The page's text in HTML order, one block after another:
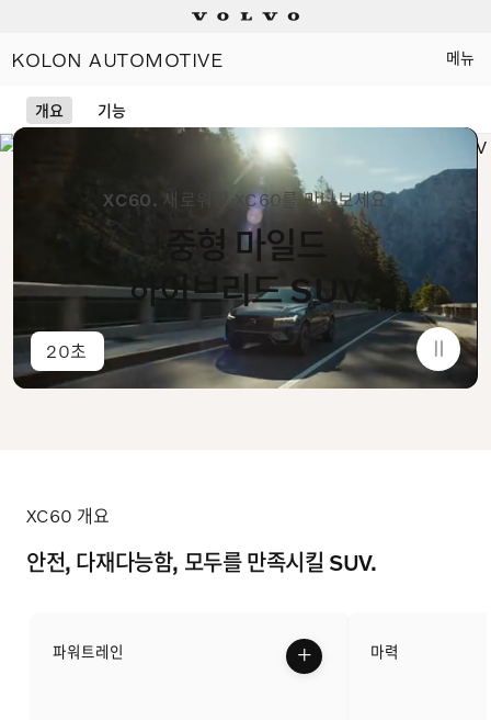
메뉴
KOLON AUTOMOTIVE
개요 기능
XC60. 새로워진 XC60를 만나보세요
중형 마일드
하이브리드 SUV
소비자 판매가격 KRW 65,700,0000
20초
XC60 개요
안전, 다재다능함, 모두를 만족시킬 SUV.
파워트레인 + 마력
Mild hybrids
상담/시승신청
세일즈 컨설턴트
전시장 찾기
서비스